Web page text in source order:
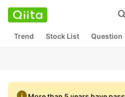
Trend Stock List Question